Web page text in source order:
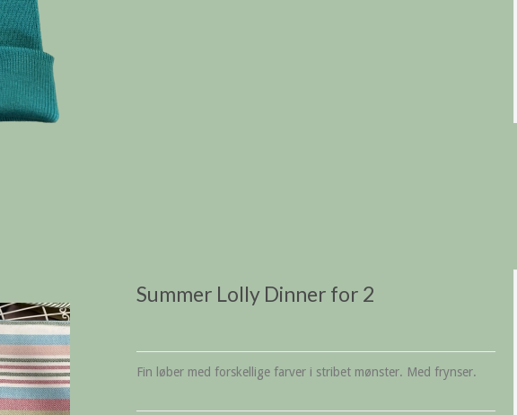
Summer Lolly Dinner for 2
Fin løber med forskellige farver i stribet mønster. Med frynser.